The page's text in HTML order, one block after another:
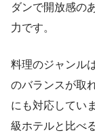
ダンで開放感の
力です。
料理のジャンル
のバランスが取
にも対応してい
級ホテルと比べ